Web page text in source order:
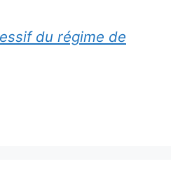
du régime de